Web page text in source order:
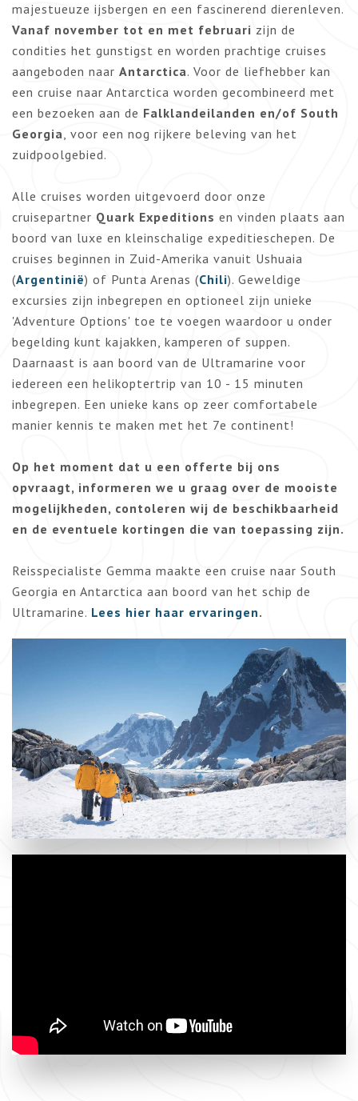
majestueuze ijsbergen en een fascinerend dierenleven.
Vanaf november tot en met februari zijn de
condities het gunstigst en worden prachtige cruises
aangeboden naar Antarctica. Voor de liefhebber kan
een cruise naar Antarctica worden gecombineerd met
een bezoeken aan de Falklandeilanden en/of South
Georgia, voor een nog rijkere beleving van het
zuidpoolgebied.
Alle cruises worden uitgevoerd door onze
cruisepartner Quark Expeditions en vinden plaats aan
boord van luxe en kleinschalige expeditieschepen. De
cruises beginnen in Zuid-Amerika vanuit Ushuaia
(Argentinië) of Punta Arenas (Chili). Geweldige
excursies zijn inbegrepen en optioneel zijn unieke
'Adventure Options' toe te voegen waardoor u onder
begelding kunt kajakken, kamperen of suppen.
Daarnaast is aan boord van de Ultramarine voor
iedereen een helikoptertrip van 10 - 15 minuten
inbegrepen. Een unieke kans op zeer comfortabele
manier kennis te maken met het 7e continent!
Op het moment dat u een offerte bij ons
opvraagt, informeren we u graag over de mooiste
mogelijkheden, contoleren wij de beschikbaarheid
en de eventuele kortingen die van toepassing zijn.
Reisspecialiste Gemma maakte een cruise naar South
Georgia en Antarctica aan boord van het schip de
Ultramarine. Lees hier haar ervaringen.